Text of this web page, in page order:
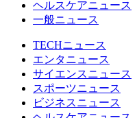
ヘルスケアニュース
一般ニュース
TECHニュース
エンタニュース
サイエンスニュース
スポーツニュース
ビジネスニュース